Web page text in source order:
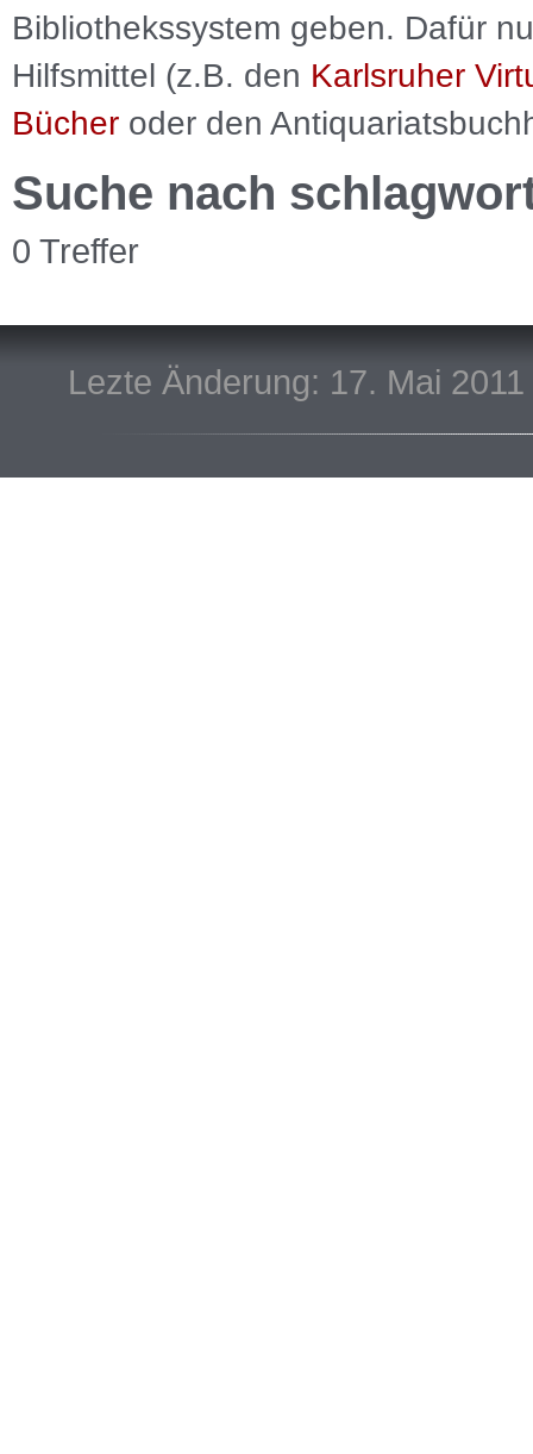
Bibliothekssystem geben. Dafür
Hilfsmittel (z.B. den Karlsruher
Bücher oder den
Suche nach
0 Treffer
Lezte Änderung: 17. Mai